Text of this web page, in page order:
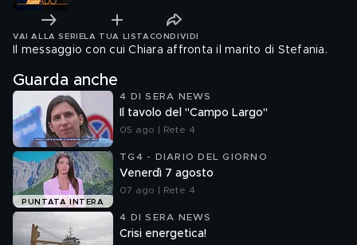
VAI ALLA SERIE LA TUA LISTA CONDIVIDI
Il messaggio con cui Chiara affronta il marito di Stefania.
Guarda anche
4 DI SERA NEWS
Il tavolo del "Campo Largo"
05 ago | Rete 4
PUNTATA INTERA
TG4 - DIARIO DEL GIORNO
Venerdì 7 agosto
07 ago | Rete 4
4 DI SERA NEWS
Crisi energetica!